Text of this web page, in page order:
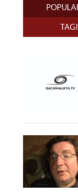
TAGI